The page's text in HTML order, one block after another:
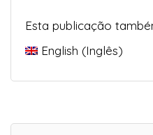
Esta publicação
English (Inglês)